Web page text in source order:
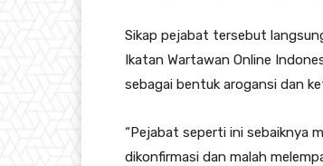
Sikap pejabat tersebut
Ikatan Wartawan Online
sebagai bentuk arogansi dan
“Pejabat seperti ini sebaiknya
dikonfirmasi dan malah